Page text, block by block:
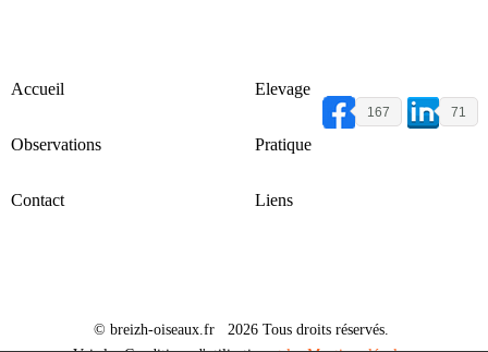
167 71
Accueil Elevage
Observations Pratique
Contact Liens
© breizh-oiseaux.fr 2026 Tous droits réservés.